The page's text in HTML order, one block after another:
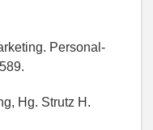
Personal-
Hg. Strutz H.